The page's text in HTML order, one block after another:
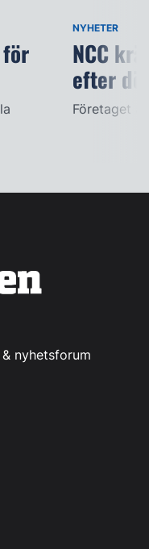
NYHETER
NCC
efter
Företaget
nyhetsforum